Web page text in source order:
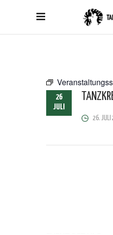
26
JULI
26.